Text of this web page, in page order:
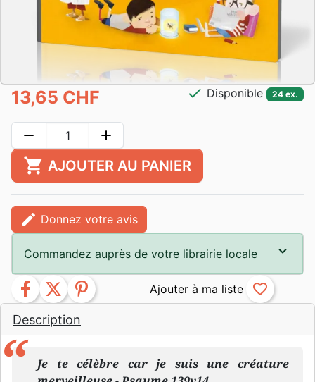
Description
Je te célèbre car je suis une créature
13,65 CHF check Disponible 24 ex.
remove add
shopping_cart AJOUTER AU PANIER
edit Donnez votre avis
Commandez auprès de votre librairie locale
facebook twitter pinterest favorite_border